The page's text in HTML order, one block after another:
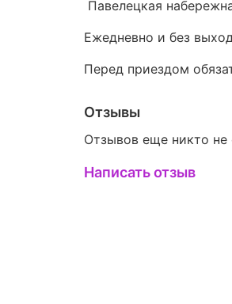
Павелецкая
Ежедневно и без
Перед приездом
Отзывы
Отзывов еще никто не
Написать отзыв